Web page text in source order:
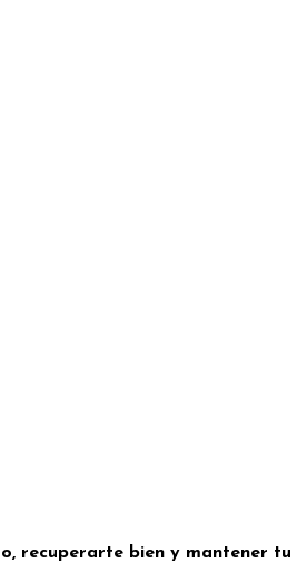
recuperarte bien y mantener tu